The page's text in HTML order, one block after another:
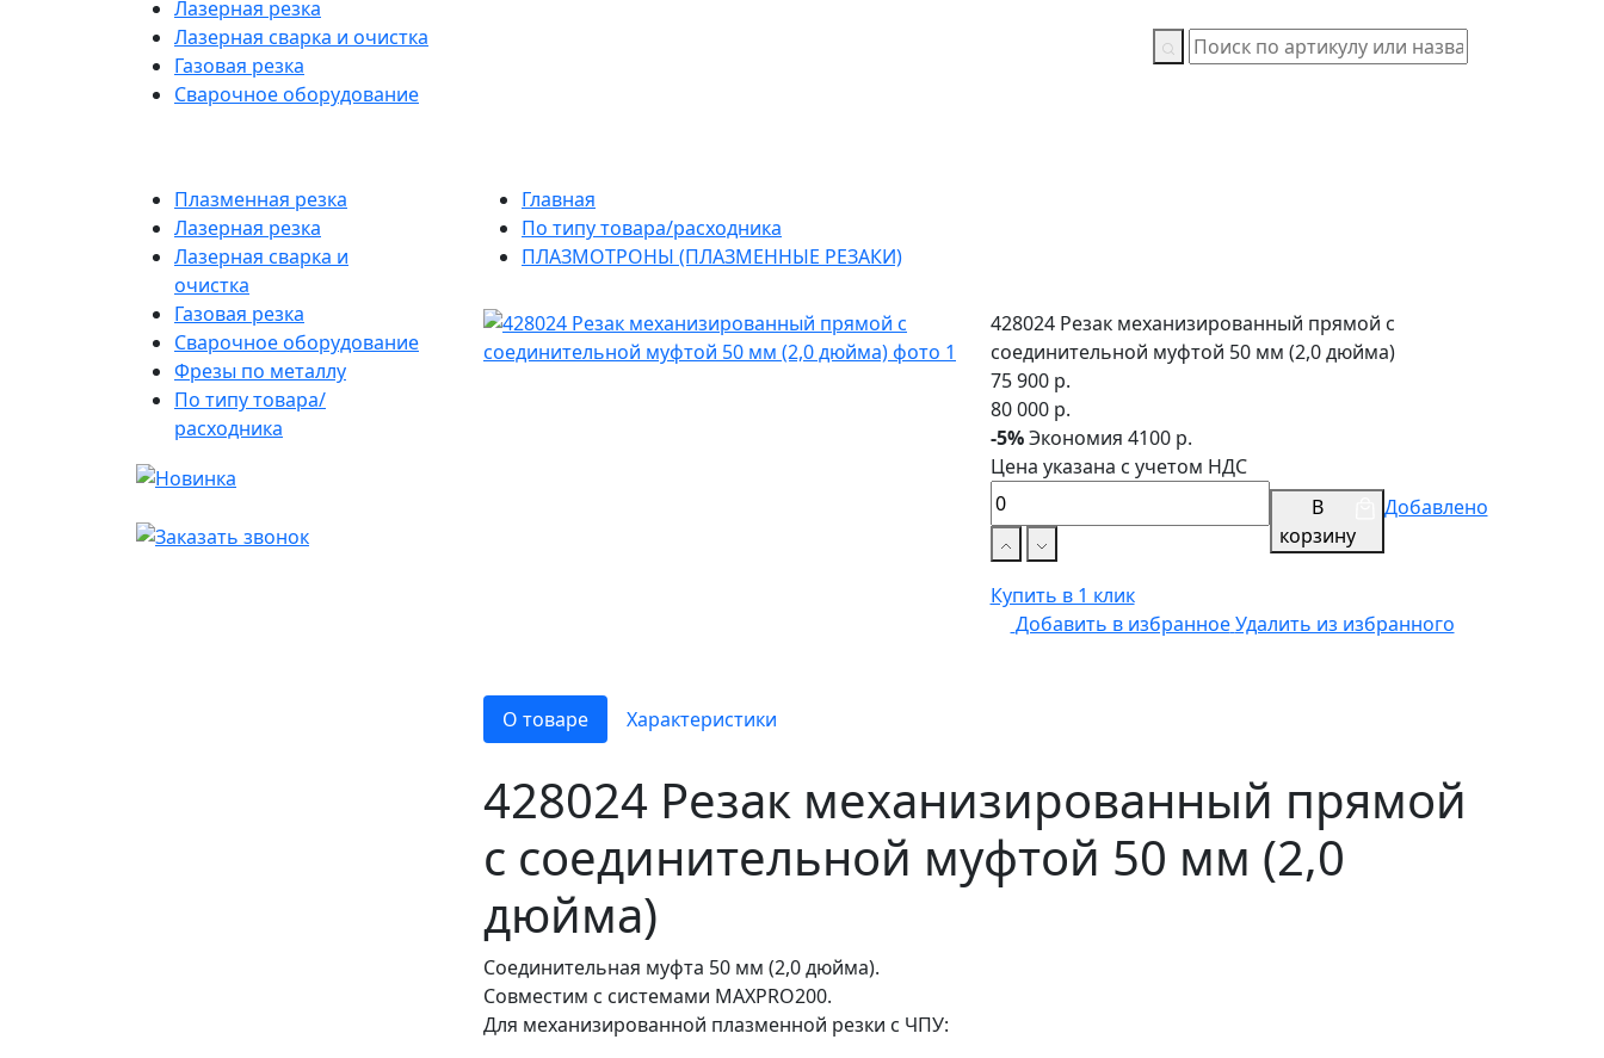
Лазерная резка
Лазерная сварка и очистка
Газовая резка
Сварочное оборудование
Плазменная резка
Лазерная резка
Лазерная сварка и
очистка
Газовая резка
Сварочное оборудование
Фрезы по металлу
По типу товара/
расходника
Главная
По типу товара/расходника
ПЛАЗМОТРОНЫ (ПЛАЗМЕННЫЕ РЕЗАКИ)
428024 Резак механизированный прямой с
соединительной муфтой 50 мм (2,0 дюйма)
75 900 р.
80 000 р.
-5%Экономия 4100 р.
Цена указана с учетом НДС
В
корзину
Добавлено
Купить в 1 клик
Добавить в избранное Удалить из избранного
О товаре Характеристики
428024 Резак механизированный прямой
с соединительной муфтой 50 мм (2,0
дюйма)
Соединительная муфта 50 мм (2,0 дюйма).
Совместим с системами MAXPRO200.
Для механизированной плазменной резки с ЧПУ: